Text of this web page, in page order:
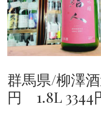
群馬県/柳澤
円 1.8L